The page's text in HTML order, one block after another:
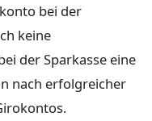
bei der
keine
der Sparkasse eine
nach erfolgreicher